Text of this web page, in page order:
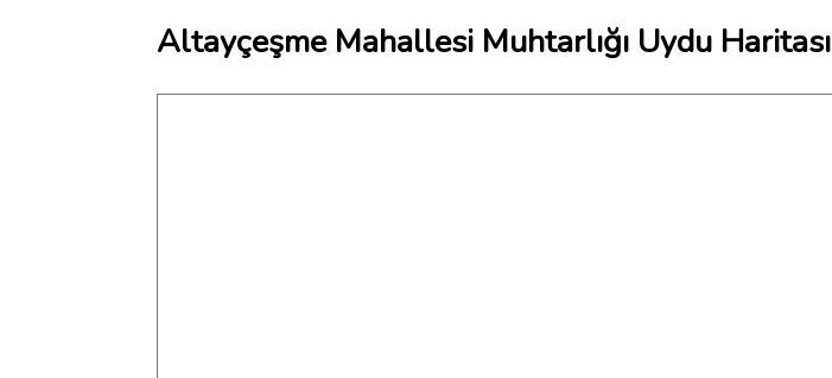
Altayçeşme Mahallesi Muhtarlığı Uydu Haritası